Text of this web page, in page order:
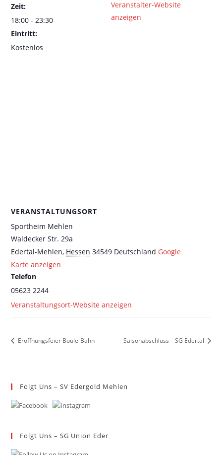
Zeit:
18:00 - 23:30
Eintritt:
Kostenlos
Veranstalter-Website
anzeigen
VERANSTALTUNGSORT
Sportheim Mehlen
Waldecker Str. 29a
Edertal-Mehlen, Hessen 34549 Deutschland Google
Karte anzeigen
Telefon
05623 2244
Veranstaltungsort-Website anzeigen
Eröffnungsfeier Boule-Bahn Saisonabschluss – SG Edertal
Folgt Uns – SV Edergold Mehlen
Folgt Uns – SG Union Eder